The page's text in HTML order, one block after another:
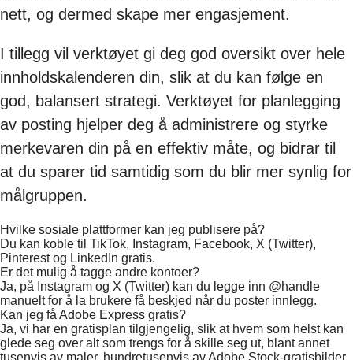
nett, og dermed skape mer engasjement.
I tillegg vil verktøyet gi deg god oversikt over hele
innholdskalenderen din, slik at du kan følge en
god, balansert strategi. Verktøyet for planlegging
av posting hjelper deg å administrere og styrke
merkevaren din på en effektiv måte, og bidrar til
at du sparer tid samtidig som du blir mer synlig for
målgruppen.
Hvilke sosiale plattformer kan jeg publisere på?
Du kan koble til TikTok, Instagram, Facebook, X (Twitter),
Pinterest og LinkedIn gratis.
Er det mulig å tagge andre kontoer?
Ja, på Instagram og X (Twitter) kan du legge inn @handle
manuelt for å la brukere få beskjed når du poster innlegg.
Kan jeg få Adobe Express gratis?
Ja, vi har en gratisplan tilgjengelig, slik at hvem som helst kan
glede seg over alt som trengs for å skille seg ut, blant annet
tusenvis av maler, hundretusenvis av Adobe Stock-gratisbilder